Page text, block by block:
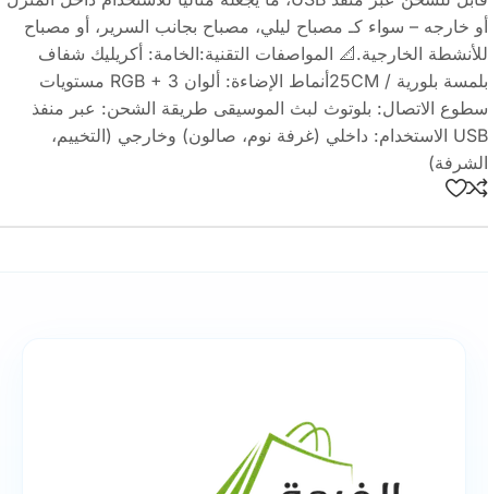
أو خارجه – سواء كـ مصباح ليلي، مصباح بجانب السرير، أو مصباح
للأنشطة الخارجية.📐 المواصفات التقنية:الخامة: أكريليك شفاف
بلمسة بلورية / 25CMأنماط الإضاءة: ألوان RGB + 3 مستويات
سطوع الاتصال: بلوتوث لبث الموسيقى طريقة الشحن: عبر منفذ
USB الاستخدام: داخلي (غرفة نوم، صالون) وخارجي (التخييم،
الشرفة)